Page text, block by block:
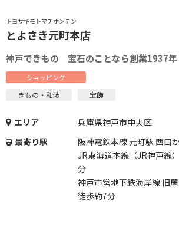
トヨサキモトマチホンテン
とよさき元町本店
神戸できもの 宝石のことなら創業1937年
ショッピング
きもの・和装 宝飾
エリア
兵庫県神戸市中央区
最寄り駅
阪神電鉄本線 元町駅 西口
JR東海道本線（JR神戸線
分
神戸市営地下鉄海岸線 旧
徒歩約7分